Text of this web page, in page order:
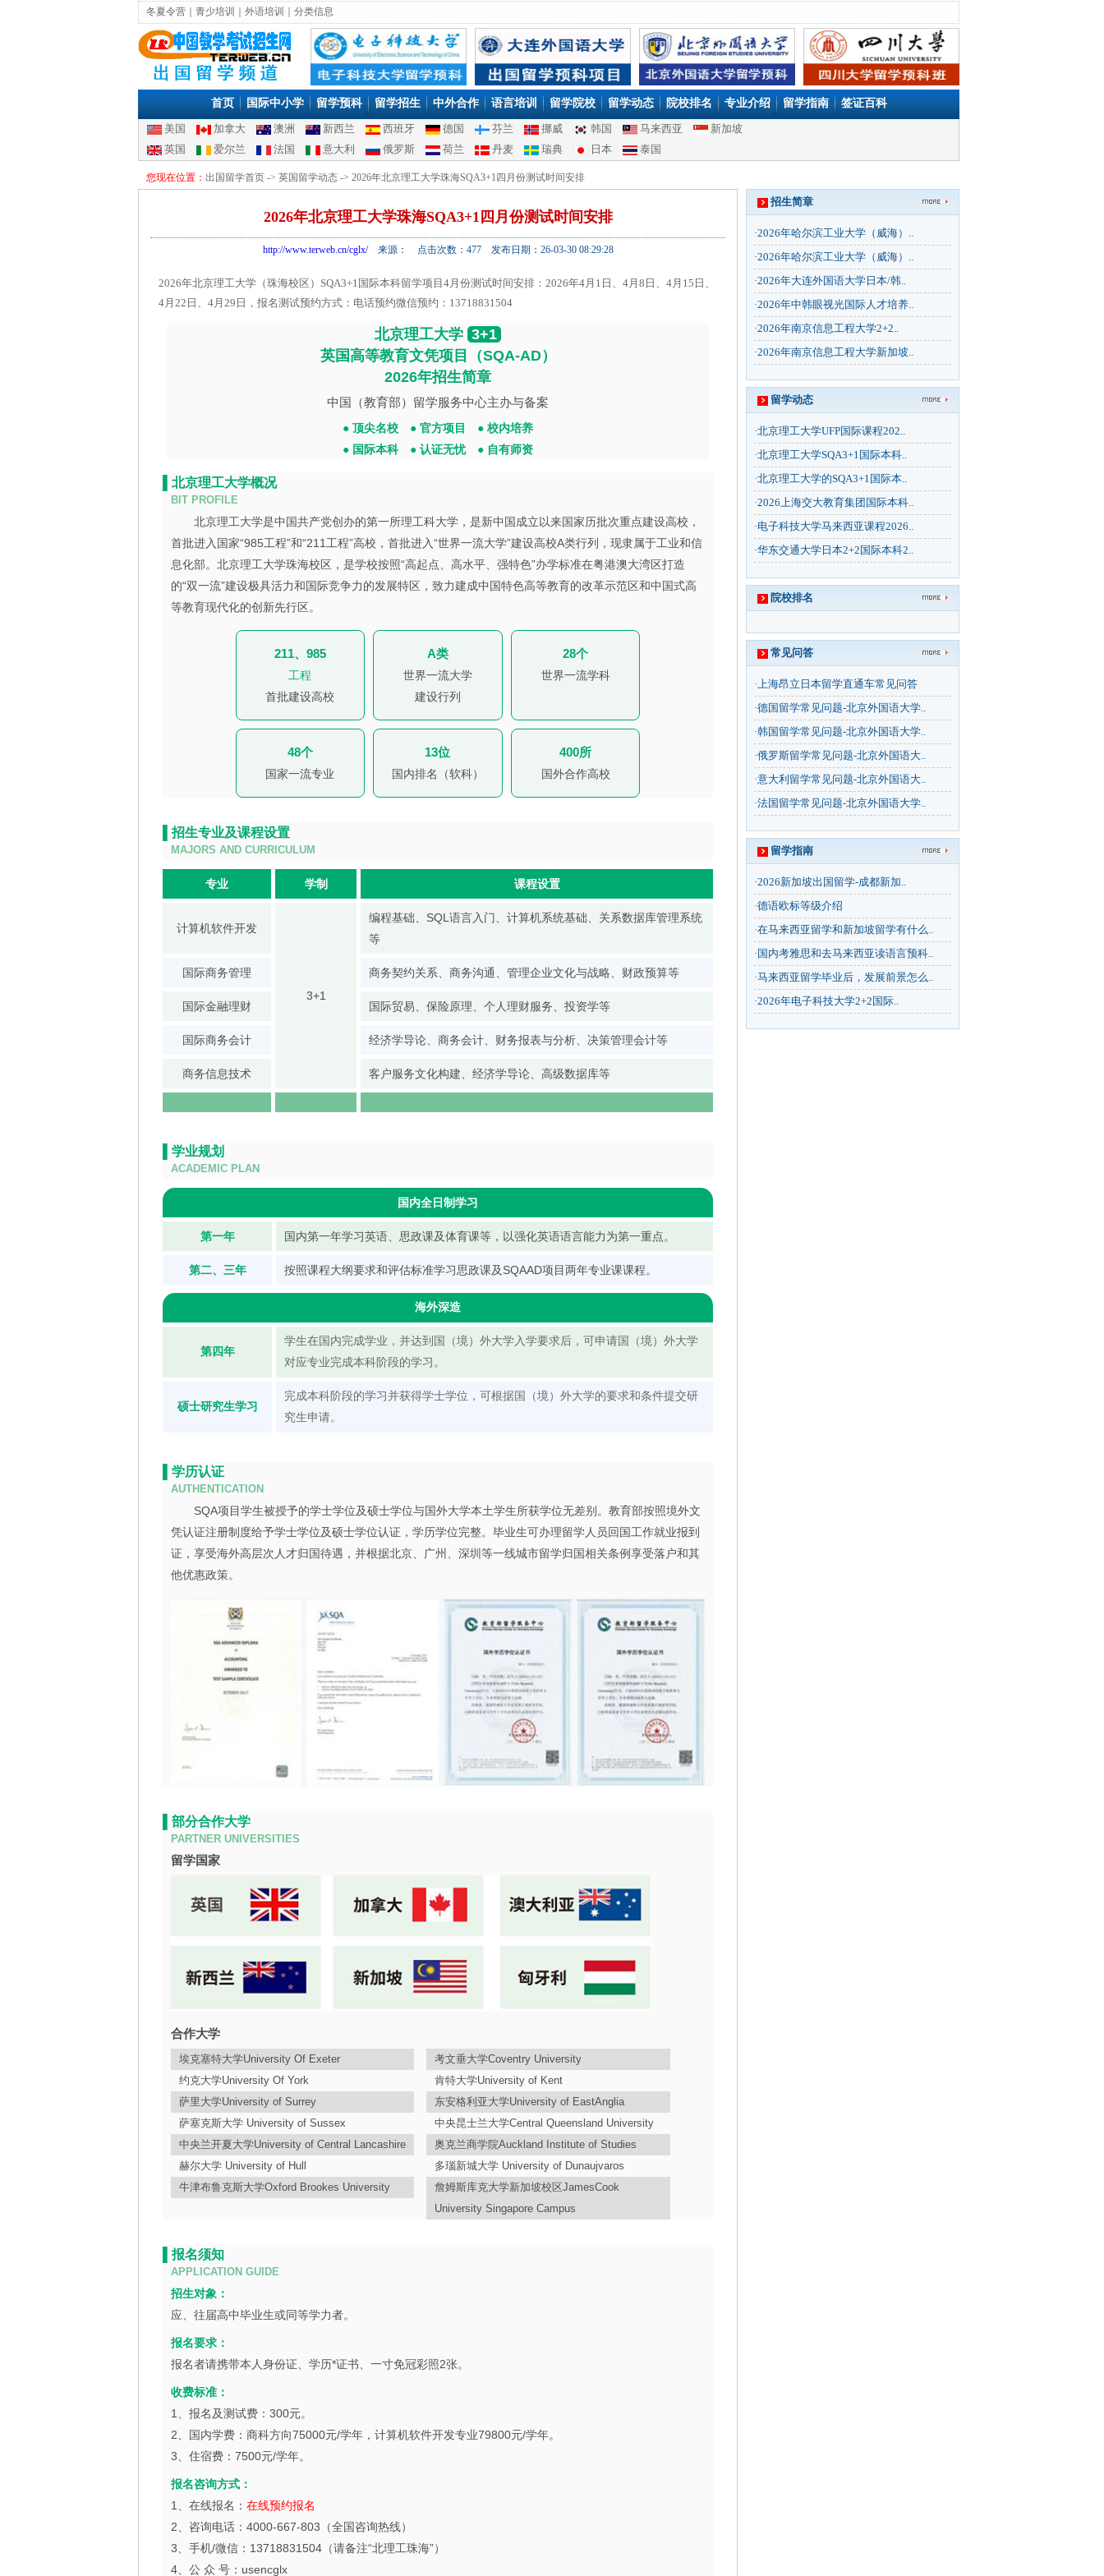
冬夏令营 青少培训 外语培训 分类信息
首页 国际中小学 留学预科 留学招生 中外合作 语言培训 留学院校 留学动态 院校排名 专业介绍 留学指南 签证百科
美国 加拿大 澳洲 新西兰 西班牙 德国 芬兰 挪威 韩国 马来西亚
新加坡
英国
爱尔兰 法国 意大利 俄罗斯 荷兰 丹麦 瑞典 日本 泰国
您现在位置： 出国留学首页 -> 英国留学动态 -> 2026年北京理工大学珠海SQA3+1四月份测试时间安排
2026年北京理工大学珠海SQA3+1四月份测试时间安排
http://www.terweb.cn/cglx/来源： 点击次数：477 发布日期：26-03-30 08:29:28
2026年北京理工大学（珠海校区）SQA3+1国际本科留学项目4月份测试时间安排：2026年4月1日、4月8日、4月15日、
4月22日、4月29日，报名测试预约方式：电话预约微信预约：13718831504
北京理工大学 3+1
英国高等教育文凭项目（SQA-AD）
2026年招生简章
中国（教育部）留学服务中心主办与备案
● 顶尖名校 ● 官方项目 ● 校内培养
● 国际本科 ● 认证无忧 ● 自有师资
▌北京理工大学概况
BIT PROFILE
北京理工大学是中国共产党创办的第一所理工科大学，是新中国成立以来国家历批次重点建设高校，
首批进入国家“985工程”和“211工程”高校，首批进入“世界一流大学”建设高校A类行列，现隶属于工业和信
息化部。北京理工大学珠海校区，是学校按照“高起点、高水平、强特色”办学标准在粤港澳大湾区打造
的“双一流”建设极具活力和国际竞争力的发展特区，致力建成中国特色高等教育的改革示范区和中国式高
等教育现代化的创新先行区。
211、985
工程
首批建设高校
A类
世界一流大学
建设行列
28个
世界一流学科
48个
国家一流专业
13位
国内排名（软科）
400所
国外合作高校
▌招生专业及课程设置
MAJORS AND CURRICULUM
专业 学制 课程设置
计算机软件开发
3+1
编程基础、SQL语言入门、计算机系统基础、关系数据库管理系统
等
国际商务管理 商务契约关系、商务沟通、管理企业文化与战略、财政预算等
国际金融理财 国际贸易、保险原理、个人理财服务、投资学等
国际商务会计 经济学导论、商务会计、财务报表与分析、决策管理会计等
商务信息技术 客户服务文化构建、经济学导论、高级数据库等
▌学业规划
ACADEMIC PLAN
国内全日制学习
第一年 国内第一年学习英语、思政课及体育课等，以强化英语语言能力为第一重点。
第二、三年 按照课程大纲要求和评估标准学习思政课及SQAAD项目两年专业课课程。
海外深造
第四年
学生在国内完成学业，并达到国（境）外大学入学要求后，可申请国（境）外大学
对应专业完成本科阶段的学习。
硕士研究生学习
完成本科阶段的学习并获得学士学位，可根据国（境）外大学的要求和条件提交研
究生申请。
▌学历认证
AUTHENTICATION
SQA项目学生被授予的学士学位及硕士学位与国外大学本土学生所获学位无差别。教育部按照境外文
凭认证注册制度给予学士学位及硕士学位认证，学历学位完整。毕业生可办理留学人员回国工作就业报到
证，享受海外高层次人才归国待遇，并根据北京、广州、深圳等一线城市留学归国相关条例享受落户和其
他优惠政策。
▌部分合作大学
PARTNER UNIVERSITIES
留学国家
合作大学
埃克塞特大学University Of Exeter
约克大学University Of York
萨里大学University of Surrey
萨塞克斯大学 University of Sussex
中央兰开夏大学University of Central Lancashire
赫尔大学 University of Hull
牛津布鲁克斯大学Oxford Brookes University
考文垂大学Coventry University
肯特大学University of Kent
东安格利亚大学University of EastAnglia
中央昆士兰大学Central Queensland University
奥克兰商学院Auckland Institute of Studies
多瑙新城大学 University of Dunaujvaros
詹姆斯库克大学新加坡校区JamesCook
University Singapore Campus
▌报名须知
APPLICATION GUIDE
招生对象：
应、往届高中毕业生或同等学力者。
报名要求：
报名者请携带本人身份证、学历*证书、一寸免冠彩照2张。
收费标准：
1、报名及测试费：300元。
2、国内学费：商科方向75000元/学年，计算机软件开发专业79800元/学年。
3、住宿费：7500元/学年。
报名咨询方式：
1、在线报名： 在线预约报名
2、咨询电话：4000-667-803（全国咨询热线）
3、手机/微信：13718831504（请备注“北理工珠海”）
4、公 众 号：usencglx
招生简章
·2026年哈尔滨工业大学（威海）..
·2026年哈尔滨工业大学（威海）..
·2026年大连外国语大学日本/韩..
·2026年中韩眼视光国际人才培养..
·2026年南京信息工程大学2+2..
·2026年南京信息工程大学新加坡..
留学动态
·北京理工大学UFP国际课程202..
·北京理工大学SQA3+1国际本科..
·北京理工大学的SQA3+1国际本..
·2026上海交大教育集团国际本科..
·电子科技大学马来西亚课程2026..
·华东交通大学日本2+2国际本科2..
院校排名
常见问答
·上海昂立日本留学直通车常见问答
·德国留学常见问题-北京外国语大学..
·韩国留学常见问题-北京外国语大学..
·俄罗斯留学常见问题-北京外国语大..
·意大利留学常见问题-北京外国语大..
·法国留学常见问题-北京外国语大学..
留学指南
·2026新加坡出国留学-成都新加..
·德语欧标等级介绍
·在马来西亚留学和新加坡留学有什么..
· 国内考雅思和去马来西亚读语言预科..
·马来西亚留学毕业后，发展前景怎么..
·2026年电子科技大学2+2国际..